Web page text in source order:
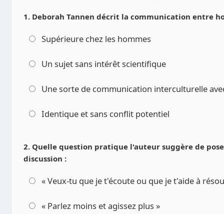
1. Deborah Tannen décrit la communication entre
Supérieure chez les hommes
Un sujet sans intérêt scientifique
Une sorte de communication interculturelle
Identique et sans conflit potentiel
2. Quelle question pratique l'auteur suggère de
discussion :
« Veux-tu que je t'écoute ou que je t'aide à
« Parlez moins et agissez plus »